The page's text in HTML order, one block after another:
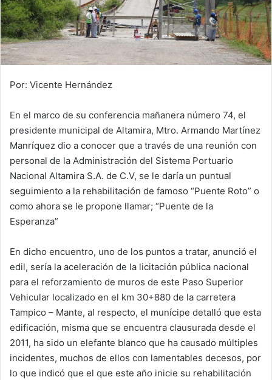
Por: Vicente Hernández
En el marco de su conferencia mañanera número 74, el
presidente municipal de Altamira, Mtro. Armando Martínez
Manríquez dio a conocer que a través de una reunión con
personal de la Administración del Sistema Portuario
Nacional Altamira S.A. de C.V, se le daría un puntual
seguimiento a la rehabilitación de famoso “Puente Roto” o
como ahora se le propone llamar; “Puente de la
Esperanza”
En dicho encuentro, uno de los puntos a tratar, anunció el
edil, sería la aceleración de la licitación pública nacional
para el reforzamiento de muros de este Paso Superior
Vehicular localizado en el km 30+880 de la carretera
Tampico – Mante, al respecto, el munícipe detalló que esta
edificación, misma que se encuentra clausurada desde el
2011, ha sido un elefante blanco que ha causado múltiples
incidentes, muchos de ellos con lamentables decesos, por
lo que indicó que el que este año inicie su rehabilitación